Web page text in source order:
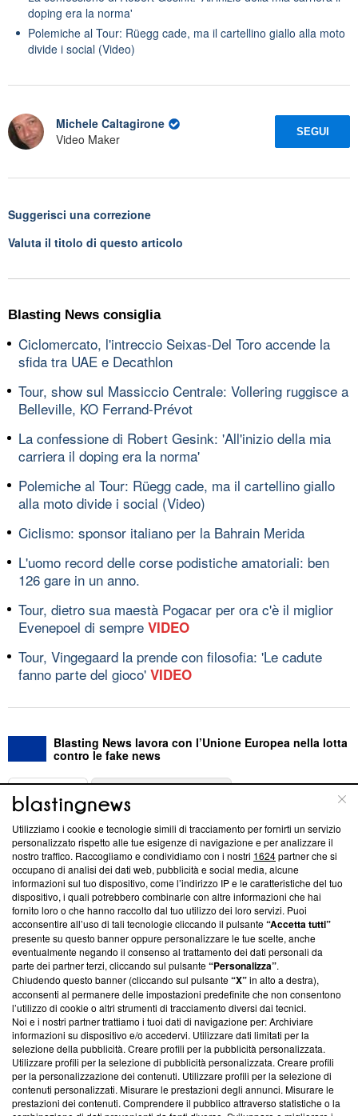
doping era la norma'
Polemiche al Tour: Rüegg cade, ma il cartellino giallo alla moto
divide i social (Video)
Michele Caltagirone
Video Maker
SEGUI
Suggerisci una correzione
Valuta il titolo di questo articolo
Blasting News consiglia
Ciclomercato, l'intreccio Seixas-Del Toro accende la
sfida tra UAE e Decathlon
Tour, show sul Massiccio Centrale: Vollering ruggisce a
Belleville, KO Ferrand-Prévot
La confessione di Robert Gesink: 'All'inizio della mia
carriera il doping era la norma'
Polemiche al Tour: Rüegg cade, ma il cartellino giallo
alla moto divide i social (Video)
Ciclismo: sponsor italiano per la Bahrain Merida
L'uomo record delle corse podistiche amatoriali: ben
126 gare in un anno.
Tour, dietro sua maestà Pogacar per ora c'è il miglior
Evenepoel di sempre VIDEO
Tour, Vingegaard la prende con filosofia: 'Le cadute
fanno parte del gioco' VIDEO
Blasting News lavora con l’Unione Europea nella lotta
contro le fake news
ABOUT
Questa sezione offre informazioni trasparenti su Blasting
News, sui nostri processi editoriali e su come ci impegniamo a
creare news di qualità. Inoltre, afferma la nostra aderenza a
‘Trust Project - News with Integrity’Blasting News non è
ancora membro del programma, ma ha richiesto di farne
parte; Trust Project non ha ancora effettuato una verifica di
conformità agli standard.
Su di noi
Team editoriale
Corporate
Redazione
Informativa Privacy
Cookie Policy
Utilizziamo i cookie e tecnologie simili di tracciamento per fornirti un servizio
personalizzato rispetto alle tue esigenze di navigazione e per analizzare il
nostro traffico. Raccogliamo e condividiamo con i nostri 1624partner che si
occupano di analisi dei dati web, pubblicità e social media, alcune
informazioni sul tuo dispositivo, come l’indirizzo IP e le caratteristiche del tuo
dispositivo, i quali potrebbero combinarle con altre informazioni che hai
fornito loro o che hanno raccolto dal tuo utilizzo dei loro servizi. Puoi
acconsentire all’uso di tali tecnologie cliccando il pulsante“Accetta tutti”
presente su questo banner oppure personalizzare le tue scelte, anche
eventualmente negando il consenso al trattamento dei dati personali da
parte dei partner terzi, cliccando sul pulsante“Personalizza”.
Chiudendo questo banner (cliccando sul pulsante“X”in alto a destra),
acconsenti al permanere delle impostazioni predefinite che non consentono
l’utilizzo di cookie o altri strumenti di tracciamento diversi dai tecnici.
Noi e i nostri partner trattiamo i tuoi dati di navigazione per: Archiviare
informazioni su dispositivo e/o accedervi. Utilizzare dati limitati per la
selezione della pubblicità. Creare profili per la pubblicità personalizzata.
Utilizzare profili per la selezione di pubblicità personalizzata. Creare profili
per la personalizzazione dei contenuti. Utilizzare profili per la selezione di
contenuti personalizzati. Misurare le prestazioni degli annunci. Misurare le
prestazioni dei contenuti. Comprendere il pubblico attraverso statistiche o la